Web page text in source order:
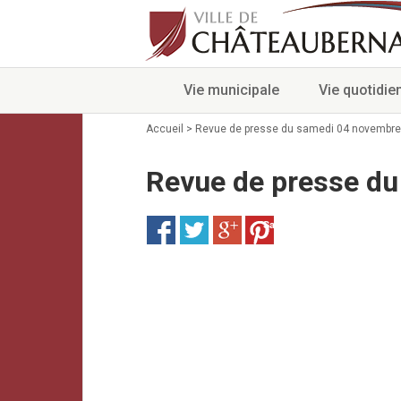
Vie municipale Vie
Accueil > Revue de presse du samedi 04
Revue de presse
Save